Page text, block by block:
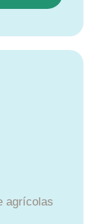
agrícolas